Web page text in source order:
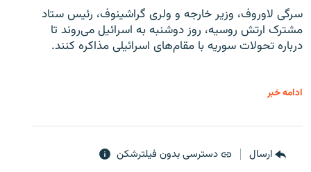
سرگی لاوروف، وزیر خارجه و ولری گراشینوف، رئیس ستاد
مشترک ارتش روسیه، روز دوشنبه به اسرائیل می‌روند تا
درباره تحولات سوریه با مقام‌های اسرائیلی مذاکره کنند.
ادامه خبر
ارسال دسترسی بدون فیلترشکن